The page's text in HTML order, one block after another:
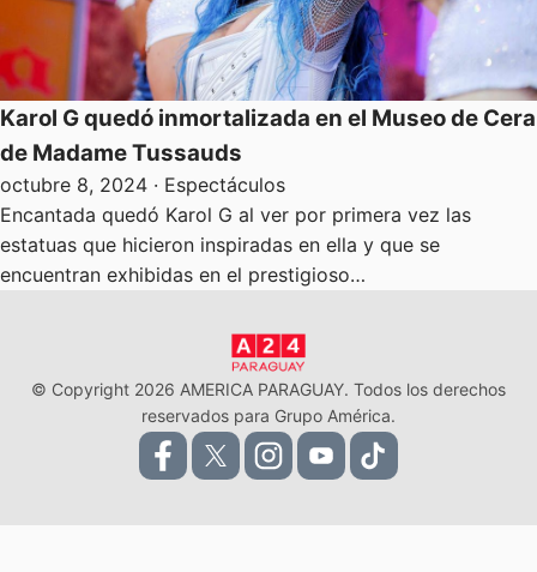
Karol G quedó inmortalizada en el Museo de Cera
de Madame Tussauds
octubre 8, 2024 · Espectáculos
Encantada quedó Karol G al ver por primera vez las
estatuas que hicieron inspiradas en ella y que se
encuentran exhibidas en el prestigioso…
© Copyright 2026 AMERICA PARAGUAY. Todos los derechos
reservados para Grupo América.